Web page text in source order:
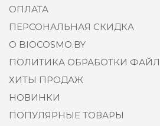
ОПЛАТА
ПЕРСОНАЛЬНАЯ СКИДКА
О BIOCOSMO.BY
ПОЛИТИКА ОБРАБОТКИ
ХИТЫ ПРОДАЖ
НОВИНКИ
ПОПУЛЯРНЫЕ ТОВАРЫ